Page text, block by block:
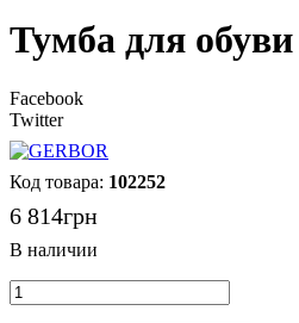
Тумба для
Facebook
Twitter
102252
6 814грн